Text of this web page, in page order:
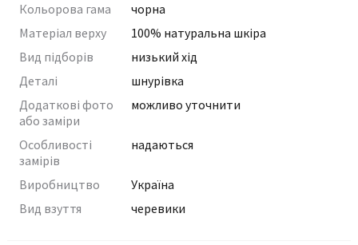
Кольорова гама
чорна
Матеріал верху
100% натуральна шкіра
Вид підборів
низький хід
Деталі
шнурівка
Додаткові фото
або заміри
можливо уточнити
Особливості
замірів
надаються
Виробництво
Україна
Вид взуття
черевики